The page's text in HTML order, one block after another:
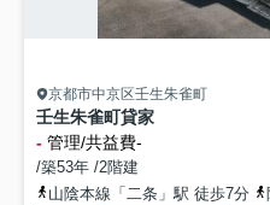
京都市中京区壬生朱雀町
壬生朱雀町貸家
- 管理/共益費-
/築53年 /2階建
山陰本線「二条」駅 徒歩7分